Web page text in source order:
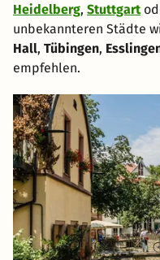
Heidelberg, Stuttgart
unbekannteren Städte
Hall, Tübingen,
empfehlen.